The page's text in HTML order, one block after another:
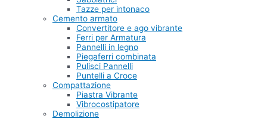
Tazze per intonaco
Cemento armato
Convertitore e ago vibrante
Ferri per Armatura
Pannelli in legno
Piegaferri combinata
Pulisci Pannelli
Puntelli a Croce
Compattazione
Piastra Vibrante
Vibrocostipatore
Demolizione